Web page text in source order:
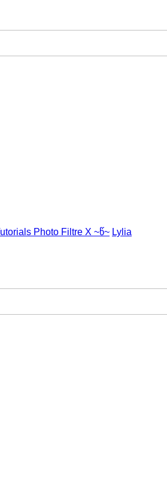
Photo Filtre X ~წ~ Lylia